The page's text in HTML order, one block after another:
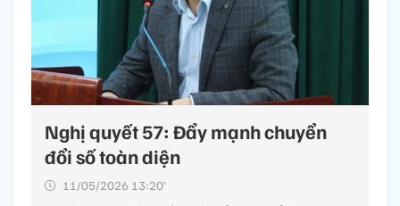
Nghị quyết 57: Đẩy mạnh chuyển
đổi số toàn diện
11/05/2026 13:20’